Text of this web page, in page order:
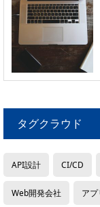
タグクラウド
API設計 CI/CD
Web開発会社 ア